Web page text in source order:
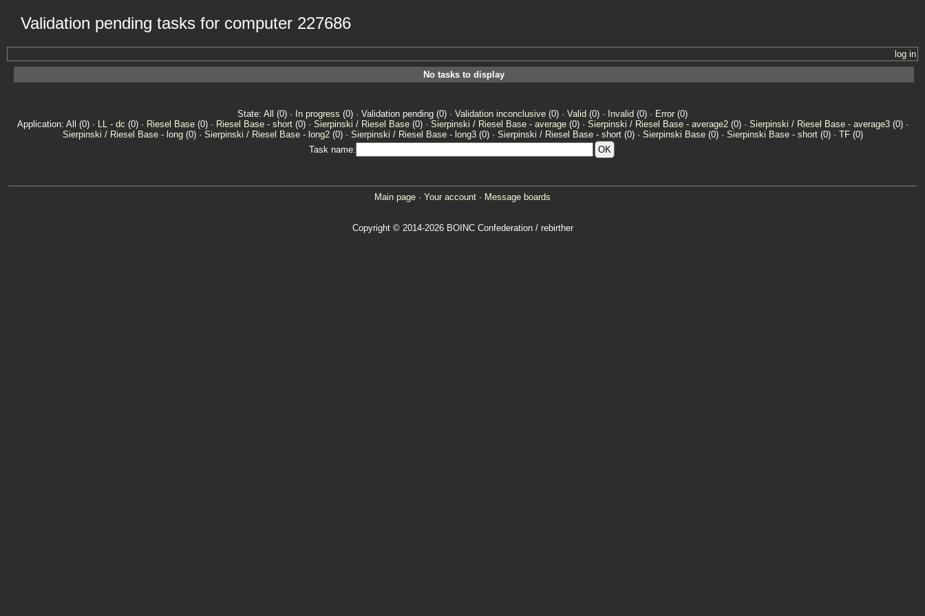
Validation pending tasks for computer 227686
log in
No tasks to display
State: All (0) · In progress (0) · Validation pending (0) · Validation inconclusive (0) · Valid (0) · Invalid (0) · Error (0)
Application: All (0) · LL - dc (0) · Riesel Base(0) · Riesel Base - short(0) · Sierpinski / Riesel Base(0) · Sierpinski / Riesel Base - average(0) · Sierpinski / Riesel Base - average2(0) · Sierpinski / Riesel Base - average3(0) ·
Sierpinski / Riesel Base - long(0) · Sierpinski / Riesel Base - long2(0) · Sierpinski / Riesel Base - long3(0) · Sierpinski / Riesel Base - short(0) · Sierpinski Base(0) · Sierpinski Base - short(0) · TF(0)
Task name:
Main page · Your account · Message boards
Copyright © 2014-2026 BOINC Confederation / rebirther